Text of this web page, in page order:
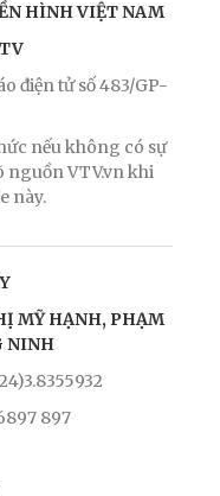
HÌNH VIỆT NAM
điện tử số 483/GP-
nếu không có sự
nguồn VTV.vn khi
này.
MỸ HẠNH, PHẠM
NINH
897